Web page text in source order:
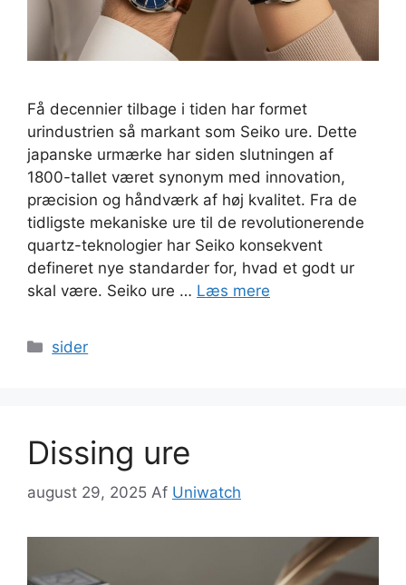
Få decennier tilbage i tiden har formet
urindustrien så markant som Seiko ure. Dette
japanske urmærke har siden slutningen af
1800-tallet været synonym med innovation,
præcision og håndværk af høj kvalitet. Fra de
tidligste mekaniske ure til de revolutionerende
quartz-teknologier har Seiko konsekvent
defineret nye standarder for, hvad et godt ur
skal være. Seiko ure … Læs mere
Kategorier
sider
Dissing ure
august 29, 2025 Af Uniwatch